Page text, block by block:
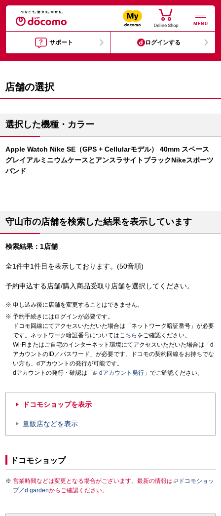
MENU
サポート ログインする
店舗の選択
選択した機種・カラー
Apple Watch Nike SE（GPS + Cellularモデル） 40mm スペース
グレイアルミニウムケースとアンスラサイトブラックNikeスポーツ
バンド
守山市の店舗を検索した結果を表示しています
検索結果：1店舗
全1件中1件目を表示しております。(50音順)
予約申込する店舗/購入商品受取り店舗を選択してください。
申し込み後に店舗を変更することはできません。
予約手続きにはログインが必要です。
ドコモ回線にてアクセスいただいた場合は「ネットワーク暗証番号」が必要
です。ネットワーク暗証番号についてはこちら をご確認ください。
Wi-Fiまたはご自宅のインターネット環境にてアクセスいただいた場合は「d
アカウントのID／パスワード」が必要です。ドコモの契約回線をお持ちでな
い方も、dアカウントの発行が可能です。
dアカウントの発行・確認は「
dアカウント発行 」でご確認ください。
ドコモショップを表示
量販店などを表示
ドコモショップ
営業時間などは変更となる場合がございます。最新の情報は
ドコモショッ
プ／d gardenからご確認ください。